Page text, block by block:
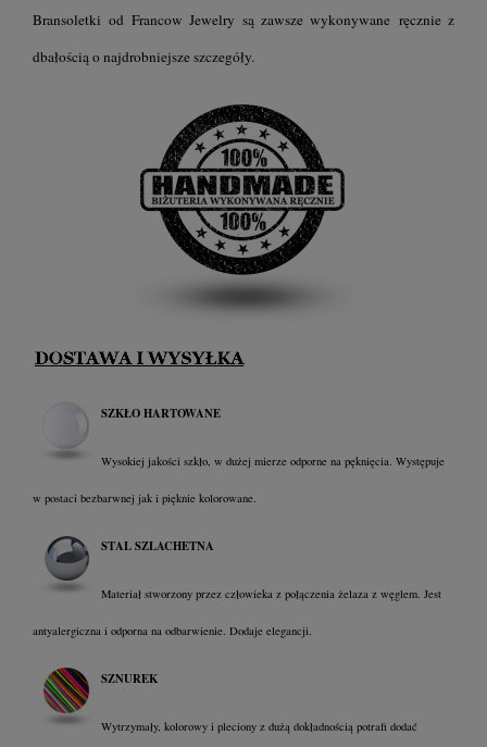
Bransoletkiod Francow Jewelry są zawsze wykonywane ręcznie z
dbałością o najdrobniejsze szczegóły.
SZKŁO HARTOWANE
Wysokiej jakości szkło, w dużej mierze odporne na pęknięcia. Występuje
w postaci bezbarwnej jak i pięknie kolorowane.
STAL SZLACHETNA
Materiał stworzony przez człowieka z połączenia żelaza z węglem. Jest
antyalergiczna i odporna na odbarwienie. Dodaje elegancji.
SZNUREK
Wytrzymały, kolorowy i pleciony z dużą dokładnością potrafi dodać